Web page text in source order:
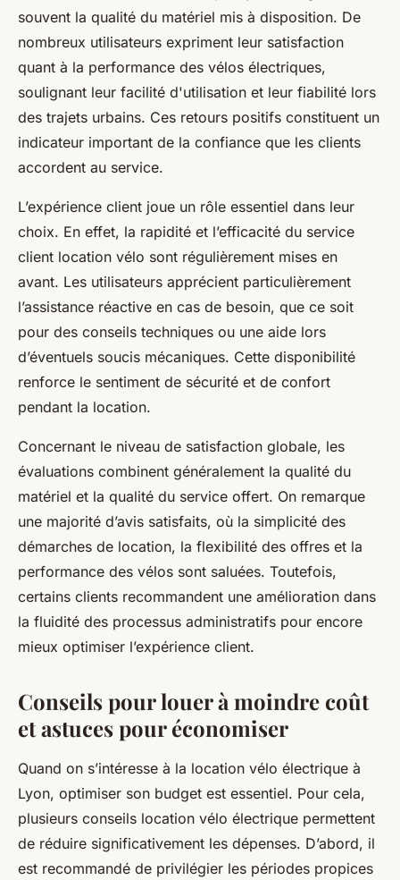
souvent la qualité du matériel mis à disposition. De
nombreux utilisateurs expriment leur satisfaction
quant à la performance des vélos électriques,
soulignant leur facilité d'utilisation et leur fiabilité lors
des trajets urbains. Ces retours positifs constituent un
indicateur important de la confiance que les clients
accordent au service.
L’expérience client joue un rôle essentiel dans leur
choix. En effet, la rapidité et l’efficacité du service
client location vélo sont régulièrement mises en
avant. Les utilisateurs apprécient particulièrement
l’assistance réactive en cas de besoin, que ce soit
pour des conseils techniques ou une aide lors
d’éventuels soucis mécaniques. Cette disponibilité
renforce le sentiment de sécurité et de confort
pendant la location.
Concernant le niveau de satisfaction globale, les
évaluations combinent généralement la qualité du
matériel et la qualité du service offert. On remarque
une majorité d’avis satisfaits, où la simplicité des
démarches de location, la flexibilité des offres et la
performance des vélos sont saluées. Toutefois,
certains clients recommandent une amélioration dans
la fluidité des processus administratifs pour encore
mieux optimiser l’expérience client.
Conseils pour louer à moindre coût
et astuces pour économiser
Quand on s’intéresse à la location vélo électrique à
Lyon, optimiser son budget est essentiel. Pour cela,
plusieurs conseils location vélo électrique permettent
de réduire significativement les dépenses. D’abord, il
est recommandé de privilégier les périodes propices